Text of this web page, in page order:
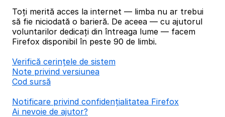
Toți merită acces la internet — limba nu ar trebui
să fie niciodată o barieră. De aceea — cu ajutorul
voluntarilor dedicați din întreaga lume — facem
Firefox disponibil în peste 90 de limbi.
Verifică cerințele de sistem
Note privind versiunea
Cod sursă
Notificare privind confidențialitatea Firefox
Ai nevoie de ajutor?